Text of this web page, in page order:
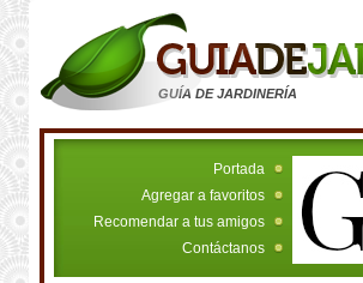
GUÍA DE JARDINERÍA
Portada
Agregar a favoritos
Recomendar a tus amigos
Contáctanos